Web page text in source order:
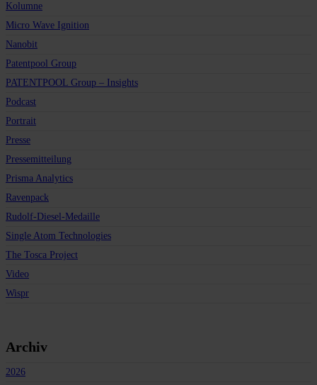
Kolumne
Micro Wave Ignition
Nanobit
Patentpool Group
PATENTPOOL Group – Insights
Podcast
Portrait
Presse
Pressemitteilung
Prisma Analytics
Ravenpack
Rudolf-Diesel-Medaille
Single Atom Technologies
The Tosca Project
Video
Wispr
Archiv
2026